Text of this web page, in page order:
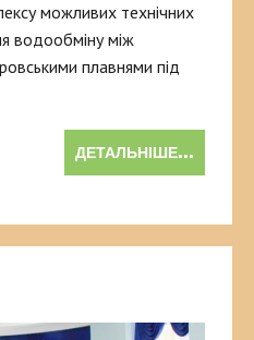
можливих технічних
водообміну між
плавнями під
ДЕТАЛЬНІШЕ...